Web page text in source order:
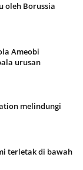
oleh Borussia
Ameobi
urusan
melindungi
terletak di bawah